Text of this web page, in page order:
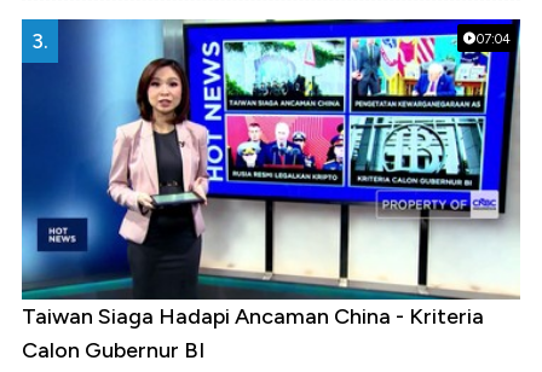
07:04
3.
Taiwan Siaga Hadapi Ancaman China - Kriteria
Calon Gubernur BI